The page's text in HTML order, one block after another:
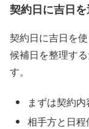
契約日に吉日
契約日に吉日を
候補日を整理す
す。
まずは契約
相手方と日